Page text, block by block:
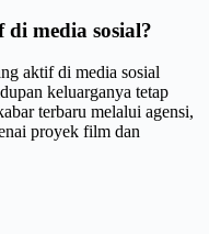
media sosial?
aktif di media sosial
keluarganya tetap
terbaru melalui agensi,
proyek film dan